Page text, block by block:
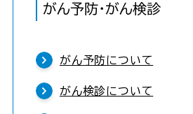
がん予防・がん検診
がん予防について
がん検診について